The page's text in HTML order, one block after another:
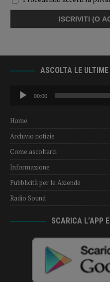
ASCOLTA LE
Audio
Player
00:00
Home
Archivio notizie
Come ascoltarci
Informazione
Pubblicità per le Aziende
Radio Sound
SCARICA L’APP